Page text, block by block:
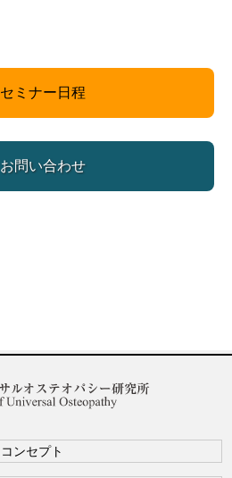
セミナー日程
お問い合わせ
コンセプト